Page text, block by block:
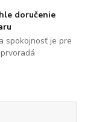
doručenie
spokojnosť je pre